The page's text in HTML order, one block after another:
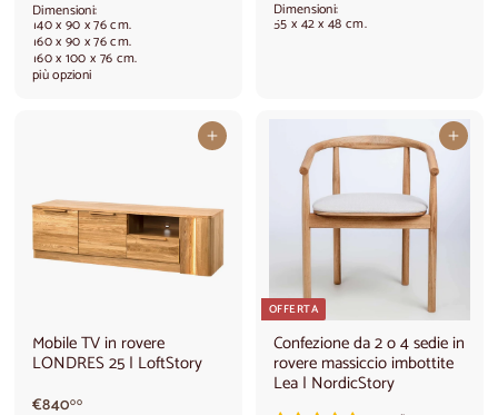
r
t
i
.
0
4
0
Dimensioni:
140 x 90 x 76 cm.
160 x 90 x 76 cm.
160 x 100 x 76 cm.
più opzioni
0
Dimensioni:
55 x 42 x 48 cm.
Aggiungi al carrello
Mobile TV in rovere
LONDRES 25 | LoftStory
€84000€
Aggiungi al carrello
OFFERTA
Confezione da 2 o 4 sedie in
rovere massiccio imbottite
Lea | NordicStory